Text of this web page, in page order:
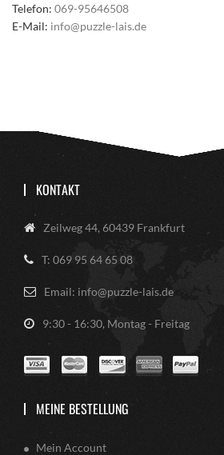
Telefon: 069-95646508
E-Mail: info@puzzle-lais.de
KONTAKT
Zeilweg 44, 60439 Frankfurt
T: 069 95 64 65 08
Email: info@puzzle-lais.de
9:30 - 16:30, Montag - Freitag
MEINE BESTELLUNG
Mein Account